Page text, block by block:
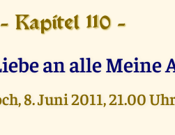
- Kapitel 110 -
an alle Meine
8. Juni 2011, 21.00 Uhr